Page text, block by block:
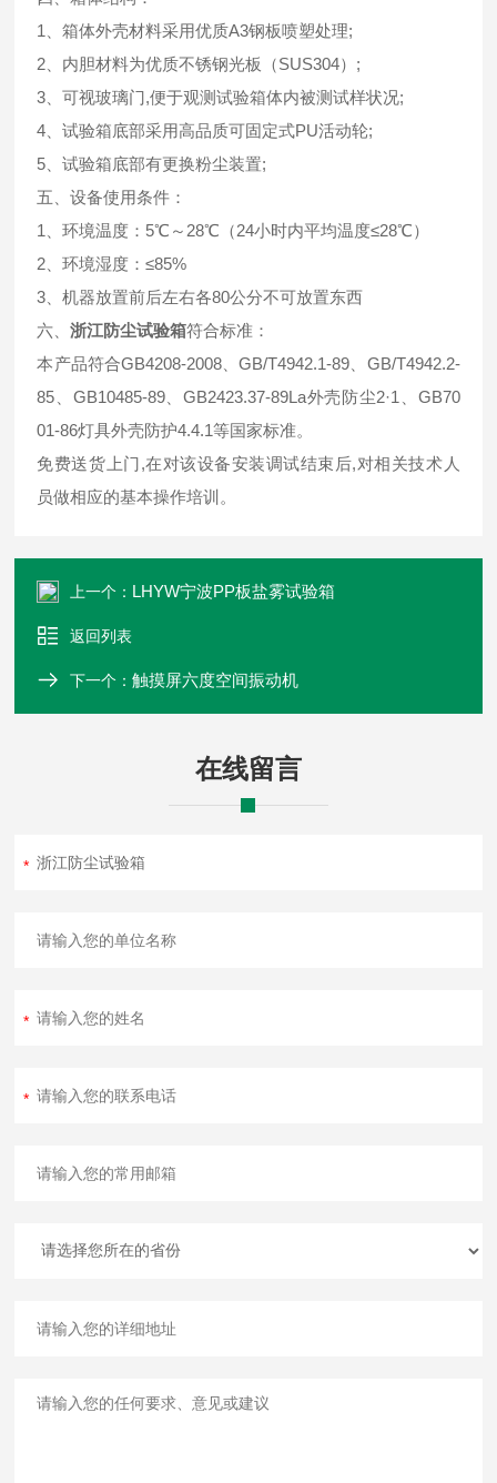
1、箱体外壳材料采用优质A3钢板喷塑处理;
2、内胆材料为优质不锈钢光板（SUS304）;
3、可视玻璃门,便于观测试验箱体内被测试样状况;
4、试验箱底部采用高品质可固定式PU活动轮;
5、试验箱底部有更换粉尘装置;
五、设备使用条件：
1、环境温度：5℃～28℃（24小时内平均温度≤28℃）
2、环境湿度：≤85%
3、机器放置前后左右各80公分不可放置东西
六、浙江防尘试验箱符合标准：
本产品符合GB4208-2008、GB/T4942.1-89、GB/T4942.2-
85、GB10485-89、GB2423.37-89La外壳防尘2·1、GB70
01-86灯具外壳防护4.4.1等国家标准。
免费送货上门,在对该设备安装调试结束后,对相关技术人
员做相应的基本操作培训。
上一个： LHYW宁波PP板盐雾试验箱
返回列表
下一个：触摸屏六度空间振动机
在线留言